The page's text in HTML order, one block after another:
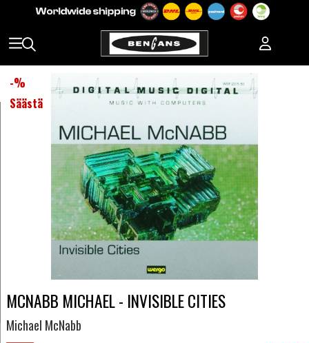
-%
Säästä
MCNABB MICHAEL - INVISIBLE CITIES
Michael McNabb